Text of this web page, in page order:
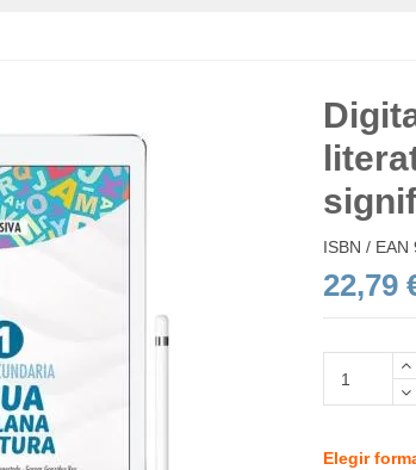
ISBN / EAN
22,79
Elegir